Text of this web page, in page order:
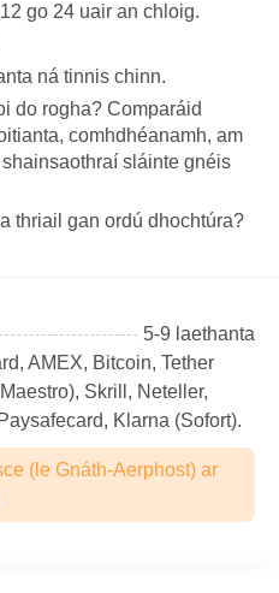
go 24 uair an chloig.
ná tinnis chinn.
do rogha? Comparáid
comhdhéanamh, am
sláinte gnéis
thriail gan ordú dhochtúra?
5-9 laethanta
AMEX, Bitcoin, Tether
Skrill, Neteller,
Klarna (Sofort).
(le Gnáth-Aerphost) ar